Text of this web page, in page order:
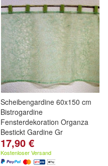
Scheibengardine 60x150 cm
Bistrogardine
Fensterdekoration Organza
Bestickt Gardine Gr
17,90 €
Kostenloser Versand